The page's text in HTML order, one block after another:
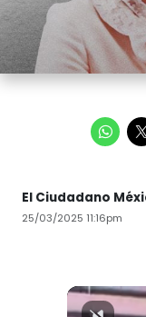
El Ciudadano
25/03/2025 11:16pm